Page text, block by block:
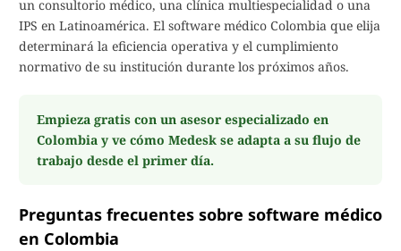
un consultorio médico, una clínica multiespecialidad o una
IPS en Latinoamérica. El software médico Colombia que elija
determinará la eficiencia operativa y el cumplimiento
normativo de su institución durante los próximos años.
Empieza gratis con un asesor especializado en
Colombia y ve cómo Medesk se adapta a su flujo de
trabajo desde el primer día.
Preguntas frecuentes sobre software médico
en Colombia